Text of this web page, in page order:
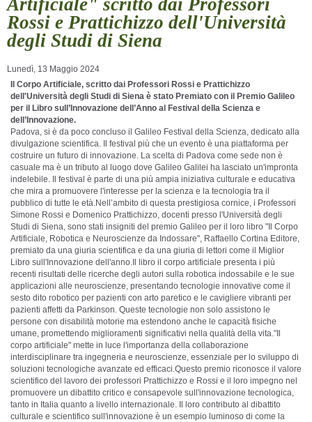
Rossi e Prattichizzo dell'Università
degli Studi di Siena
Lunedì, 13 Maggio 2024
Il Corpo Artificiale, scritto dai Professori Rossi e Prattichizzo
dell'Università degli Studi di Siena è stato Premiato con il Premio Galileo
per il Libro sull’Innovazione dell’Anno al Festival della Scienza e
dell’Innovazione.
Padova, si è da poco concluso il Galileo Festival della Scienza, dedicato alla
divulgazione scientifica. Il festival più che un evento è una piattaforma per
costruire un futuro di innovazione. La scelta di Padova come sede non è
casuale ma è un tributo al luogo dove Galileo Galilei ha lasciato un'impronta
indelebile. Il festival è parte di una più ampia iniziativa culturale e educativa
che mira a promuovere l'interesse per la scienza e la tecnologia tra il
pubblico di tutte le età. Nell’ambito di questa prestigiosa cornice, i Professori
Simone Rossi e Domenico Prattichizzo, docenti presso l'Università degli
Studi di Siena, sono stati insigniti del premio Galileo per il loro libro "Il Corpo
Artificiale, Robotica e Neuroscienze da Indossare", Raffaello Cortina Editore,
premiato da una giuria scientifica e da una giuria di lettori come il Miglior
Libro sull'Innovazione dell'anno. Il libro il corpo artificiale presenta i più
recenti risultati delle ricerche degli autori sulla robotica indossabile e le sue
applicazioni alle neuroscienze, presentando tecnologie innovative come il
sesto dito robotico per pazienti con arto paretico e le cavigliere vibranti per
pazienti affetti da Parkinson. Queste tecnologie non solo assistono le
persone con disabilità motorie ma estendono anche le capacità fisiche
umane, promettendo miglioramenti significativi nella qualità della vita. "Il
corpo artificiale" mette in luce l'importanza della collaborazione
interdisciplinare tra ingegneria e neuroscienze, essenziale per lo sviluppo di
soluzioni tecnologiche avanzate ed efficaci. Questo premio riconosce il valore
scientifico del lavoro dei professori Prattichizzo e Rossi e il loro impegno nel
promuovere un dibattito critico e consapevole sull'innovazione tecnologica,
tanto in Italia quanto a livello internazionale. Il loro contributo al dibattito
culturale e scientifico sull'innovazione è un esempio luminoso di come la